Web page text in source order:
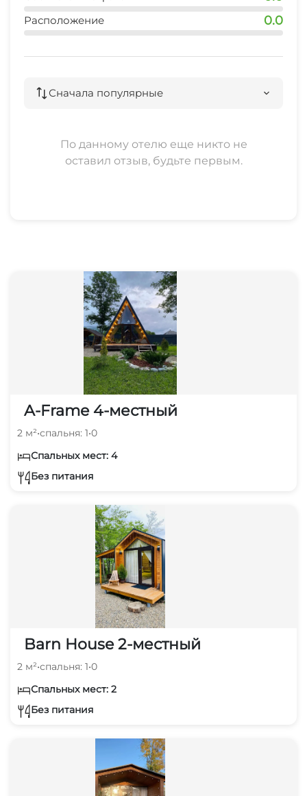
Расположение 0.0
Сначала популярные
По данному отелю еще никто не
оставил отзыв, будьте первым.
A-Frame 4-местный
2 м²•спальня: 1•0
Спальных мест: 4
Без питания
Barn House 2-местный
2 м²•спальня: 1•0
Спальных мест: 2
Без питания